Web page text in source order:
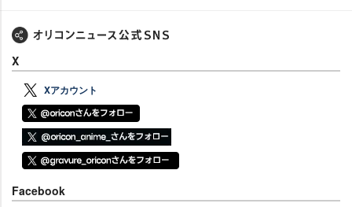
X
Xアカウント
Facebook